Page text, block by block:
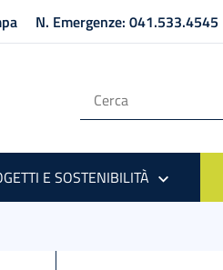
N. Emergenze: 041.533.4545
E SOSTENIBILITÀ